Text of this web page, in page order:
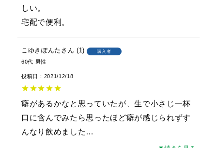
しい。
宅配で便利。
こゆきぽんた 1 購入者
60代 男性
投稿日 2021/12/18
癖があるかなと思っていたが、生で小さじ一杯
口に含んでみたら思ったほど癖が感じられずす
んなり飲めました …